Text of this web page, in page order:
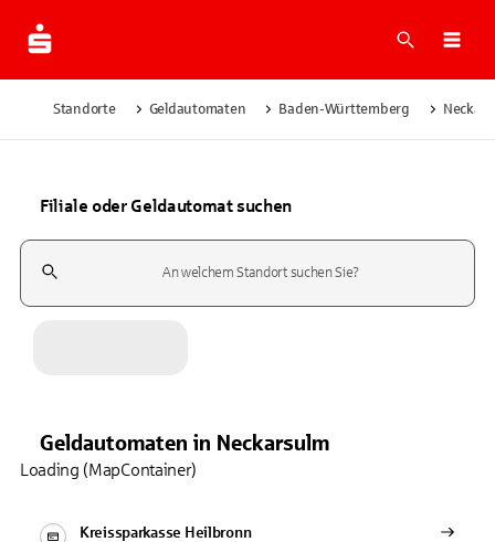
Suche
Standorte Geldautomaten Baden-Württemberg
Filiale oder Geldautomat suchen
Suchfeld
Geldautomaten in Neckarsulm
Kreissparkasse Heilbronn
Loading (MapContainer)